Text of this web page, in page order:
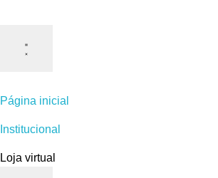
Página inicial
Institucional
Loja virtual